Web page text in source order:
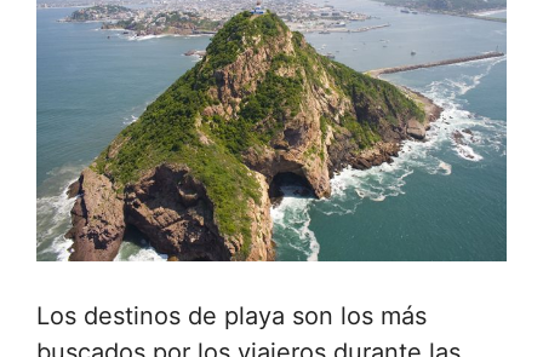
Los destinos de playa son los más